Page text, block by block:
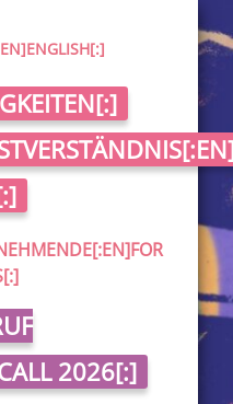
2026[:]